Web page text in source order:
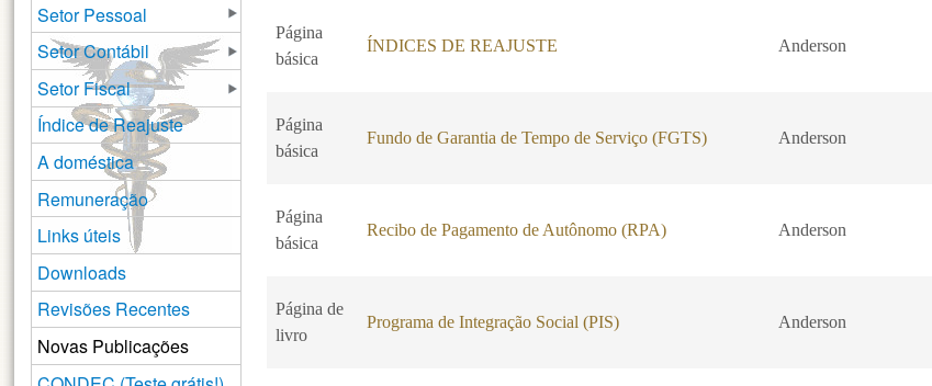
Página
básica
ÍNDICES DE REAJUSTE Anderson
Página
básica
Fundo de Garantia de Tempo de Serviço (FGTS) Anderson
Página
básica
Recibo de Pagamento de Autônomo (RPA) Anderson
Página de
livro
Programa de Integração Social (PIS) Anderson
Setor Pessoal
Setor Contábil
Setor Fiscal
Índice de Reajuste
A doméstica
Remuneração
Links úteis
Downloads
Revisões Recentes
Novas Publicações